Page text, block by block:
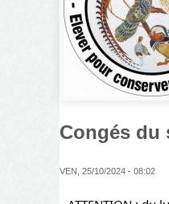
Congés du
VEN, 25/10/2024 - 08:02